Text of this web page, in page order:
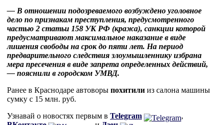
— В отношении подозреваемого возбуждено уголовное
дело по признакам преступления, предусмотренного
частью 2 статьи 158 УК РФ (кража), санкции которой
предусматривают максимальное наказание в виде
лишения свободы на срок до пяти лет. На период
предварительного следствия злоумышленнику избрана
мера пресечения в виде запрета определенных действий,
— пояснили в городском УМВД.
Ранее в Краснодаре автоворы похитили из салона машины
сумку с 15 млн. руб.
Узнавай о новостях первым в Telegram
,